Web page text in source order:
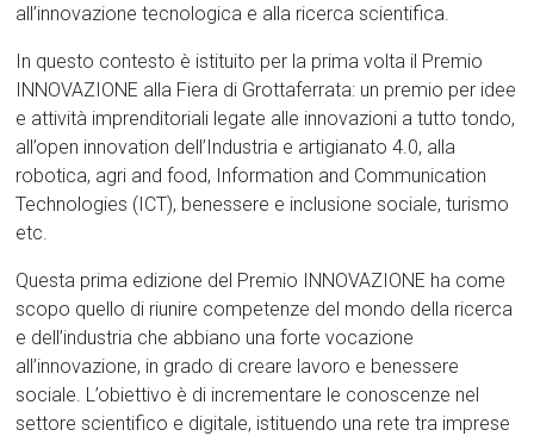
all’innovazione tecnologica e alla ricerca scientifica.
In questo contesto è istituito per la prima volta il Premio
INNOVAZIONE alla Fiera di Grottaferrata: un premio per idee
e attività imprenditoriali legate alle innovazioni a tutto tondo,
all’open innovation dell’Industria e artigianato 4.0, alla
robotica, agri and food, Information and Communication
Technologies (ICT), benessere e inclusione sociale, turismo
etc.
Questa prima edizione del Premio INNOVAZIONE ha come
scopo quello di riunire competenze del mondo della ricerca
e dell’industria che abbiano una forte vocazione
all’innovazione, in grado di creare lavoro e benessere
sociale. L’obiettivo è di incrementare le conoscenze nel
settore scientifico e digitale, istituendo una rete tra imprese